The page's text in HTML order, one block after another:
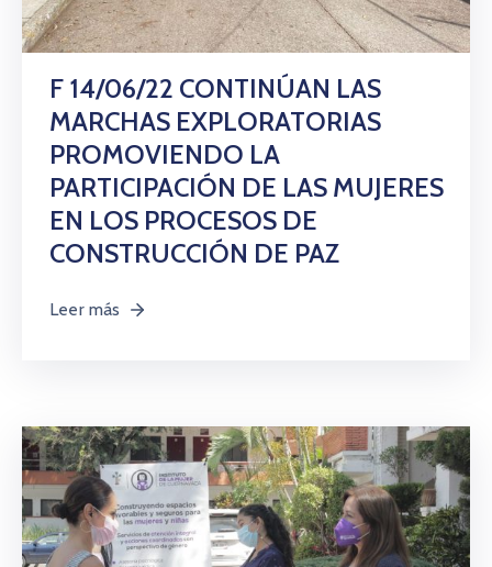
F 14/06/22 CONTINÚAN LAS
MARCHAS EXPLORATORIAS
PROMOVIENDO LA
PARTICIPACIÓN DE LAS MUJERES
EN LOS PROCESOS DE
CONSTRUCCIÓN DE PAZ
Leer más